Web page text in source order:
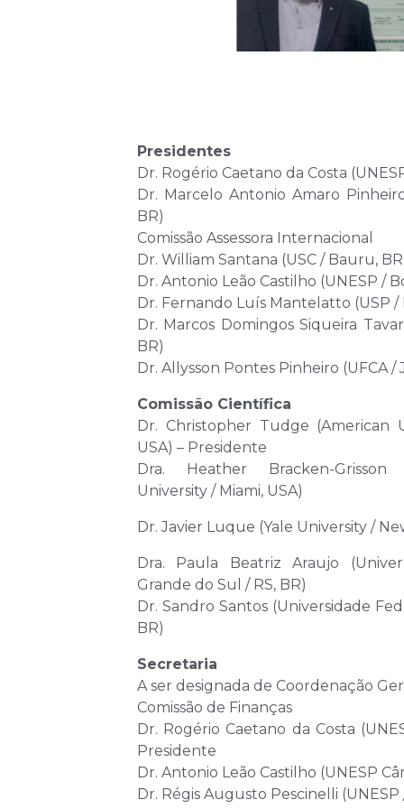
Presidentes
Dr. Rogério Caetano da Costa
Dr. Marcelo Antonio Amaro
BR)
Comissão Assessora Internacional
Dr. William Santana (USC / Bauru,
Dr. Antonio Leão Castilho (UNESP /
Dr. Fernando Luís Mantelatto (USP /
Dr. Marcos Domingos Siqueira
BR)
Dr. Allysson Pontes Pinheiro (UFCA
Comissão Científica
Dr. Christopher Tudge (American
USA) – Presidente
Dra. Heather Bracken-
University / Miami, USA)
Dr. Javier Luque (Yale University /
Dra. Paula Beatriz Araujo
Grande do Sul / RS, BR)
Dr. Sandro Santos (Universidade
BR)
Secretaria
A ser designada de Coordenação
Comissão de Finanças
Dr. Rogério Caetano da Costa
Presidente
Dr. Antonio Leão Castilho (UNESP
Dr. Régis Augusto Pescinelli